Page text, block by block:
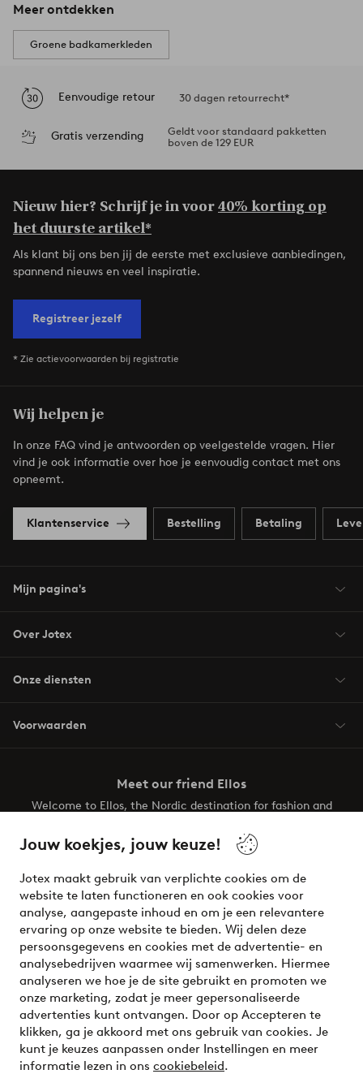
Jouw koekjes, jouw keuze!
Jotex maakt gebruik van verplichte cookies om de
website te laten functioneren en ook cookies voor
analyse, aangepaste inhoud en om je een relevantere
ervaring op onze website te bieden. Wij delen deze
persoonsgegevens en cookies met de advertentie- en
analysebedrijven waarmee wij samenwerken. Hiermee
analyseren we hoe je de site gebruikt en promoten we
onze marketing, zodat je meer gepersonaliseerde
advertenties kunt ontvangen. Door op Accepteren te
klikken, ga je akkoord met ons gebruik van cookies. Je
kunt je keuzes aanpassen onder Instellingen en meer
informatie lezen in ons cookiebeleid.
Meer ontdekken
Groene badkamerkleden
Eenvoudige retour 30 dagen retourrecht*
Gratis verzending
Geldt voor standaard pakketten
boven de 129 EUR
Nieuw hier? Schrijf je in voor40% korting op
het duurste artikel*
Als klant bij ons ben jij de eerste met exclusieve aanbiedingen,
spannend nieuws en veel inspiratie.
Registreer jezelf
* Zie actievoorwaarden bij registratie
Wij helpen je
In onze FAQ vind je antwoorden op veelgestelde vragen. Hier
vind je ook informatie over hoe je eenvoudig contact met ons
opneemt.
Klantenservice Bestelling Betaling
Mijn pagina's
Over Jotex
Onze diensten
Voorwaarden
Meet our friend Ellos
Welcome to Ellos, the Nordic destination for fashion and
your wardrobe. Your next inspiring look is here!
Veilig betalen - Nu betalen of opsplitsen
Wil je meer weten over onze betaalopties?